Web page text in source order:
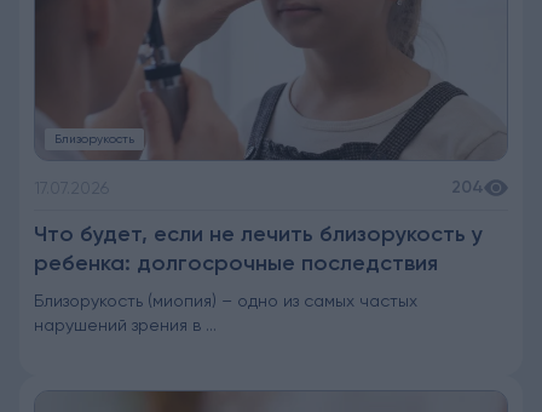
Близорукость
204
Что будет, если не лечить близорукость у
ребенка: долгосрочные последствия
Близорукость (миопия) – одно из самых частых
нарушений зрения в ...